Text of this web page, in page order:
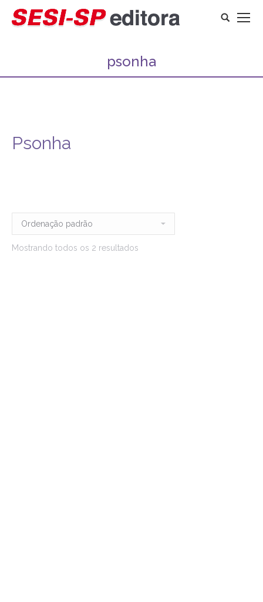
Search:
psonha
Psonha
Mostrando todos os 2 resultados